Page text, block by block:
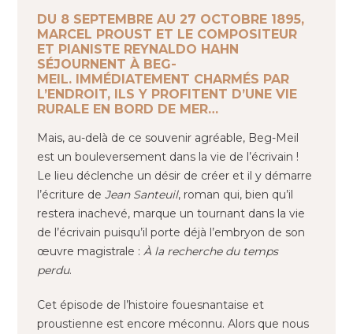
DU 8 SEPTEMBRE AU 27 OCTOBRE 1895,
MARCEL PROUST ET LE COMPOSITEUR
ET PIANISTE REYNALDO HAHN
SÉJOURNENT À BEG-
MEIL. IMMÉDIATEMENT CHARMÉS PAR
L’ENDROIT, ILS Y PROFITENT D’UNE VIE
RURALE EN BORD DE MER…
Mais, au-delà de ce souvenir agréable, Beg-Meil
est un bouleversement dans la vie de l’écrivain !
Le lieu déclenche un désir de créer et il y démarre
l’écriture deJean Santeuil, roman qui, bien qu’il
restera inachevé, marque un tournant dans la vie
de l’écrivain puisqu’il porte déjà l’embryon de son
œuvre magistrale :À la recherche du temps
perdu.
Cet épisode de l’histoire fouesnantaise et
proustienne est encore méconnu. Alors que nous